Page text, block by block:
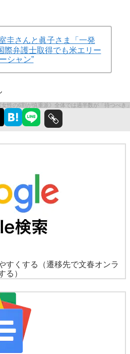
圭さんと眞子さま「一発
弁護士取得でも米エリー
シャン”
女性の6割が慎重派》全体では過半数が「待つべ
すくする
（遷移先で文春オンラ
る）